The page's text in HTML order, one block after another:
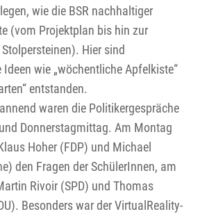
wie die BSR nachhaltiger
(vom Projektplan bis hin zur
Hier sind
Ideen wie „wöchentliche Apfelkiste“
entstanden.
waren die Politikergespräche
Donnerstagmittag. Am Montag
Hoher (FDP) und Michael
den Fragen der SchülerInnen, am
Rivoir (SPD) und Thomas
Besonders war der VirtualReality-